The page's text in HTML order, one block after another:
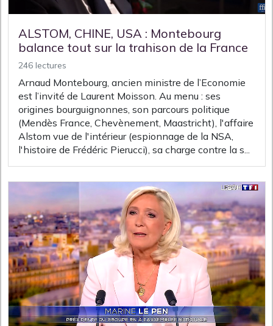
ALSTOM, CHINE, USA : Montebourg
balance tout sur la trahison de la France
246 lectures
Arnaud Montebourg, ancien ministre de l’Economie
est l’invité de Laurent Moisson. Au menu : ses
origines bourguignonnes, son parcours politique
(Mendès France, Chevènement, Maastricht), l'affaire
Alstom vue de l'intérieur (espionnage de la NSA,
l'histoire de Frédéric Pierucci), sa charge contre la s...